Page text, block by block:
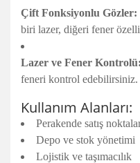
Çift Fonksiyonlu Gözler:
biri lazer, diğeri fener
Lazer ve Fener Kontrolü:
feneri kontrol edebilirsiniz.
Kullanım Alanları:
Perakende satış
Depo ve stok yönetimi
Lojistik ve taşımacılık